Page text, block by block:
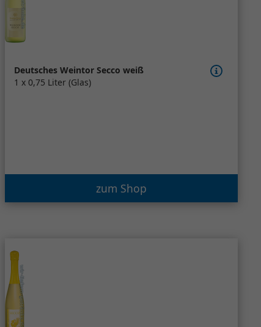
Deutsches Weintor Secco weiß
1 x 0,75 Liter (Glas)
zum Shop